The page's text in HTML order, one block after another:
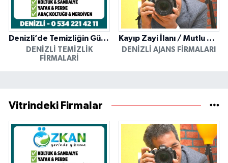
Denizli’de Temizliğin Güvenilir Adresi: Özkan Yerinde Yıkama
DENIZLI TEMIZLIK
FIRMALARI
Kayıp Zayi İlanı / Mutlu Ajans / Denizli
DENIZLI AJANS FIRMALARI
Vitrindeki Firmalar